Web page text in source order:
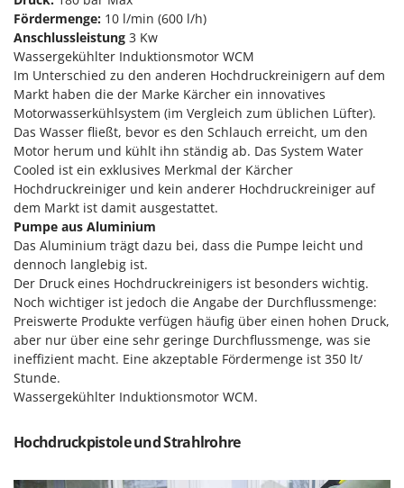
Rührtöpfe mit Elektrischem Rührwerk
Rupfmaschinen
S
Sämaschinen und Düngerstreuer
Scheibenpflüge
Schneefräsen
Schneeräumer
Schrotmühlen - elektrisch
Schwader für Traktoren
Schweißgeräte
Seilwinden - Motorseilwinden
Sichelmähwerke für Traktoren
Sichelmulcher für Traktoren
Sortierer für Oliven
Sprühgeräte für Pflanzenbehandlung
Stäubegeräte für Traktor
GreenBay
Greenworks
GRIFO
GVS
GYS
H
Hailo
Helvi
Henx
HiKOKI
Honda
I
Idromatic
Il-Tec
Imperia
Intec
Fördermenge: 10 l/min (600 l/h)
Anschlussleistung 3 Kw
Wassergekühlter Induktionsmotor WCM
Im Unterschied zu den anderen Hochdruckreinigern auf dem
Markt haben die der Marke Kärcher ein innovatives
Motorwasserkühlsystem (im Vergleich zum üblichen Lüfter).
Das Wasser fließt, bevor es den Schlauch erreicht, um den
Motor herum und kühlt ihn ständig ab. Das System Water
Cooled ist ein exklusives Merkmal der Kärcher
Hochdruckreiniger und kein anderer Hochdruckreiniger auf
dem Markt ist damit ausgestattet.
Pumpe aus Aluminium
Das Aluminium trägt dazu bei, dass die Pumpe leicht und
dennoch langlebig ist.
Der Druck eines Hochdruckreinigers ist besonders wichtig.
Noch wichtiger ist jedoch die Angabe der Durchflussmenge:
Preiswerte Produkte verfügen häufig über einen hohen Druck,
aber nur über eine sehr geringe Durchflussmenge, was sie
ineffizient macht. Eine akzeptable Fördermenge ist 350 lt/
Stunde.
Wassergekühlter Induktionsmotor WCM.
Hochdruckpistole und Strahlrohre